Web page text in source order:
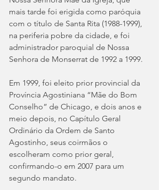
mais tarde foi erigida como paróquia
com o título de Santa Rita (1988-1999),
na periferia pobre da cidade, e foi
administrador paroquial de Nossa
Senhora de Monserrat de 1992 a 1999.
Em 1999, foi eleito prior provincial da
Província Agostiniana “Mãe do Bom
Conselho” de Chicago, e dois anos e
meio depois, no Capítulo Geral
Ordinário da Ordem de Santo
Agostinho, seus coirmãos o
escolheram como prior geral,
confirmando-o em 2007 para um
segundo mandato.